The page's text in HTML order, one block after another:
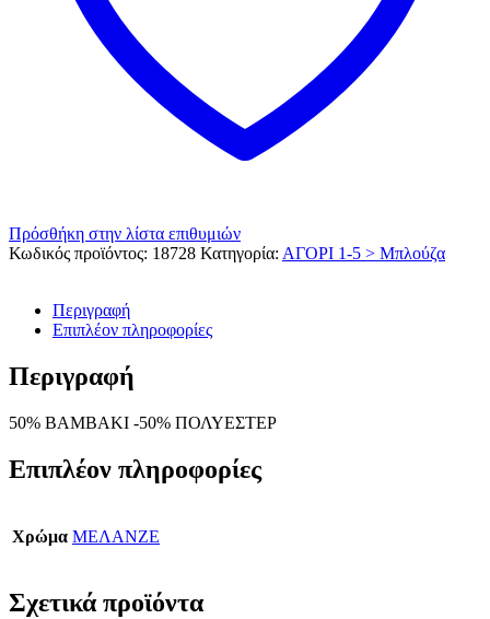
Πρόσθήκη στην λίστα επιθυμιών
Κωδικός προϊόντος: 18728 Κατηγορία: ΑΓΟΡΙ 1-5 > Μπλούζα
Περιγραφή
Επιπλέον πληροφορίες
Περιγραφή
50% ΒΑΜΒΑΚΙ -50% ΠΟΛΥΕΣΤΕΡ
Επιπλέον πληροφορίες
Χρώμα ΜΕΛΑΝΖΕ
Σχετικά προϊόντα